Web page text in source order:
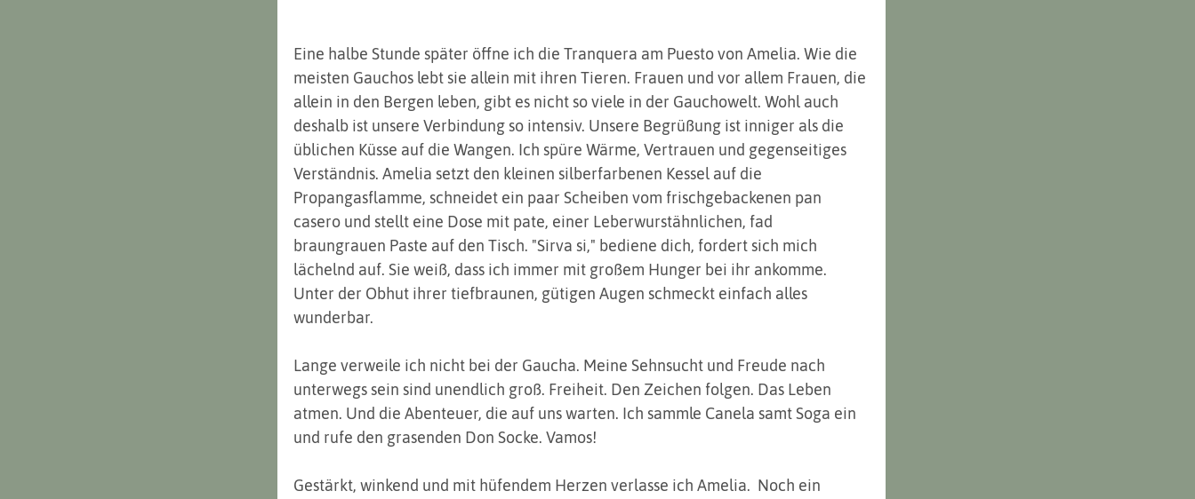
Eine halbe Stunde später öffne ich die Tranquera am Puesto von Amelia. Wie die
meisten Gauchos lebt sie allein mit ihren Tieren. Frauen und vor allem Frauen, die
allein in den Bergen leben, gibt es nicht so viele in der Gauchowelt. Wohl auch
deshalb ist unsere Verbindung so intensiv. Unsere Begrüßung ist inniger als die
üblichen Küsse auf die Wangen. Ich spüre Wärme, Vertrauen und gegenseitiges
Verständnis. Amelia setzt den kleinen silberfarbenen Kessel auf die
Propangasflamme, schneidet ein paar Scheiben vom frischgebackenen pan
casero und stellt eine Dose mit pate, einer Leberwurstähnlichen, fad
braungrauen Paste auf den Tisch. "Sirva si," bediene dich, fordert sich mich
lächelnd auf. Sie weiß, dass ich immer mit großem Hunger bei ihr ankomme.
Unter der Obhut ihrer tiefbraunen, gütigen Augen schmeckt einfach alles
wunderbar.
Lange verweile ich nicht bei der Gaucha. Meine Sehnsucht und Freude nach
unterwegs sein sind unendlich groß. Freiheit. Den Zeichen folgen. Das Leben
atmen. Und die Abenteuer, die auf uns warten. Ich sammle Canela samt Soga ein
und rufe den grasenden Don Socke. Vamos!
Gestärkt, winkend und mit hüfendem Herzen verlasse ich Amelia.  Noch ein